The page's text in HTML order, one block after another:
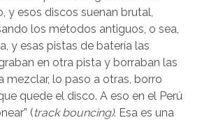
y esos discos suenan brutal,
los métodos antiguos, o sea,
y esas pistas de batería las
en otra pista y borraban las
mezclar, lo paso a otras, borro
quede el disco. A eso en el Perú
(track bouncing). Esa es una